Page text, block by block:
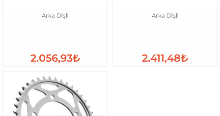
Arka Di̇şli̇
2.056,93₺
Arka Di̇şli̇
2.411,48₺